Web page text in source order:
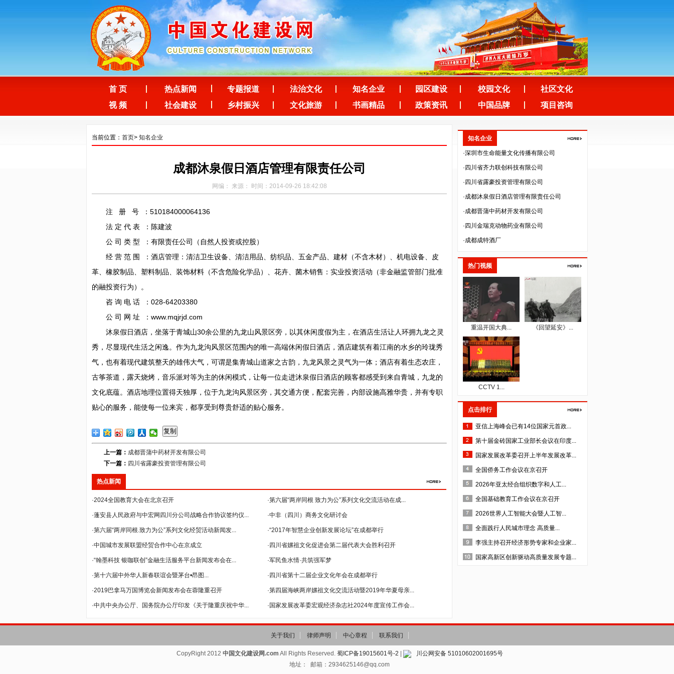
首 页 热点新闻 专题报道 法治文化 知名企业 园区建设 校园文化
社区文化
视 频
社会建设 乡村振兴 文化旅游 书画精品 政策资讯 中国品牌 项目咨询
知名企业
·四川空分设备（集团）有限公司
·四川泽昌集团有限公司
·中韬华益税务师事务所（成都）有限公司
·成都人人公义文化传播有限公司
·四川美森农业技术开发有限责任公司
·成都市培源科技开发有限公司
·四川纵横天下旅游资源开发有限责任公司
·四川云百汇贸易股份有限公司
·深圳市法兰智联股份有限公司
·深圳市生命能量文化传播有限公司
·成都益优生化有限公司
·四川省三台县惠天农业科技有限公司
·成都万良菌业开发有限公司
·四川省仁康盛健康咨询服务有限公司
·成都佳源大繁生态农业发展有限公司
·成都一辰建材有限公司
·成都派立食品有限公司
·四川国秀文化艺术传播有限公司
·四川格维生物科技开发有限公司
·四川泽昌集团有限公司
·中韬华益税务师事务所（成都）有限公司
·成都人人公义文化传播有限公司
·四川美森农业技术开发有限责任公司
·成都市培源科技开发有限公司
·四川纵横天下旅游资源开发有限责任公司
·四川云百汇贸易股份有限公司
·深圳市法兰智联股份有限公司
·深圳市生命能量文化传播有限公司
·四川省齐力联创科技有限公司
·四川省露豪投资管理有限公司
·四川德源蚕业股份有限公司
·四川省三台县惠天农业科技有限公司
热门视频
重温开国大典... 《回望延安》...
CCTV 1...
点击排行
亚信上海峰会已有14位国家元首政...
第十届金砖国家工业部长会议在印度...
国家发展改革委召开上半年发展改革...
全国侨务工作会议在京召开
2026年亚太经合组织数字和人工...
全国基础教育工作会议在京召开
2026世界人工智能大会暨人工智...
全面践行人民城市理念 高质量...
李强主持召开经济形势专家和企业家...
国家高新区创新驱动高质量发展专题...
当前位置： 首页> 知名企业
成都沐泉假日酒店管理有限责任公司
网编： 来源： 时间：2014-09-26 18:42:08
注 册 号 ：510184000064136
法 定 代 表 ：陈建波
公 司 类 型 ：有限责任公司（自然人投资或控股）
经 营 范 围 ：酒店管理：清洁卫生设备、清洁用品、纺织品、五金产品、建材（不含木材）、机电设备、皮
革、橡胶制品、塑料制品、装饰材料（不含危险化学品）、花卉、菌木销售：实业投资活动（非金融监管部门批准
的融投资行为）。
咨 询 电 话 ：028-64203380
公 司 网 址 ：www.mqjrjd.com
沐泉假日酒店，坐落于青城山30余公里的九龙山风景区旁，以其休闲度假为主，在酒店生活让人环拥九龙之灵
秀，尽显现代生活之闲逸。作为九龙沟风景区范围内的唯一高端休闲假日酒店，酒店建筑有着江南的水乡的玲珑秀
气，也有着现代建筑整天的雄伟大气，可谓是集青城山道家之古韵，九龙风景之灵气为一体；酒店有着生态农庄，
古筝茶道，露天烧烤，音乐派对等为主的休闲模式，让每一位走进沐泉假日酒店的顾客都感受到来自青城，九龙的
文化底蕴。酒店地理位置得天独厚，位于九龙沟风景区旁，其交通方便，配套完善，内部设施高雅华贵，并有专职
贴心的服务，能使每一位来宾，都享受到尊贵舒适的贴心服务。
复制
上一篇： 成都晋蒲中药材开发有限公司
下一篇： 四川省露豪投资管理有限公司
热点新闻
·2024全国教育大会在北京召开 ·第六届“两岸同根 致力为公”系列文化交流活动在成...
·蓬安县人民政府与中宏网四川分公司战略合作协议签约仪... ·中非（四川）商务文化研讨会
--暨2018年...
·第六届“两岸同根.致力为公”系列文化经贸活动新闻发... ·“2017年智慧企业创新发展论坛”在成都举行
·中国城市发展联盟经贸合作中心在京成立 ·四川省嫘祖文化促进会第二届代表大会胜利召开
·“翰墨科技 银咖联创”金融生活服务平台新闻发布会在... ·军民鱼水情·共筑强军梦
·第十六届中外华人新春联谊会暨茅台•昂图... ·四川省第十二届企业文化年会在成都举行
·2019巴拿马万国博览会新闻发布会在蓉隆重召开 ·第四届海峡两岸嫘祖文化交流活动暨2019年华夏母亲...
·中共中央办公厅、国务院办公厅印发《关于隆重庆祝中华... ·国家发展改革委宏观经济杂志社2024年度宣传工作会...
关于我们 律师声明 中心章程 联系我们
CopyRight 2012 中国文化建设网.com All Rights Reserved. 蜀ICP备19015601号-2
川公网安备 51010602001695号
地址： 邮箱：2934625146@qq.com